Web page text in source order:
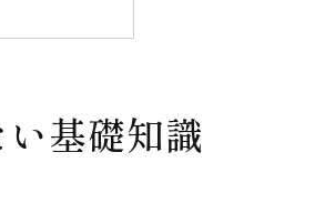
ラン基礎知識